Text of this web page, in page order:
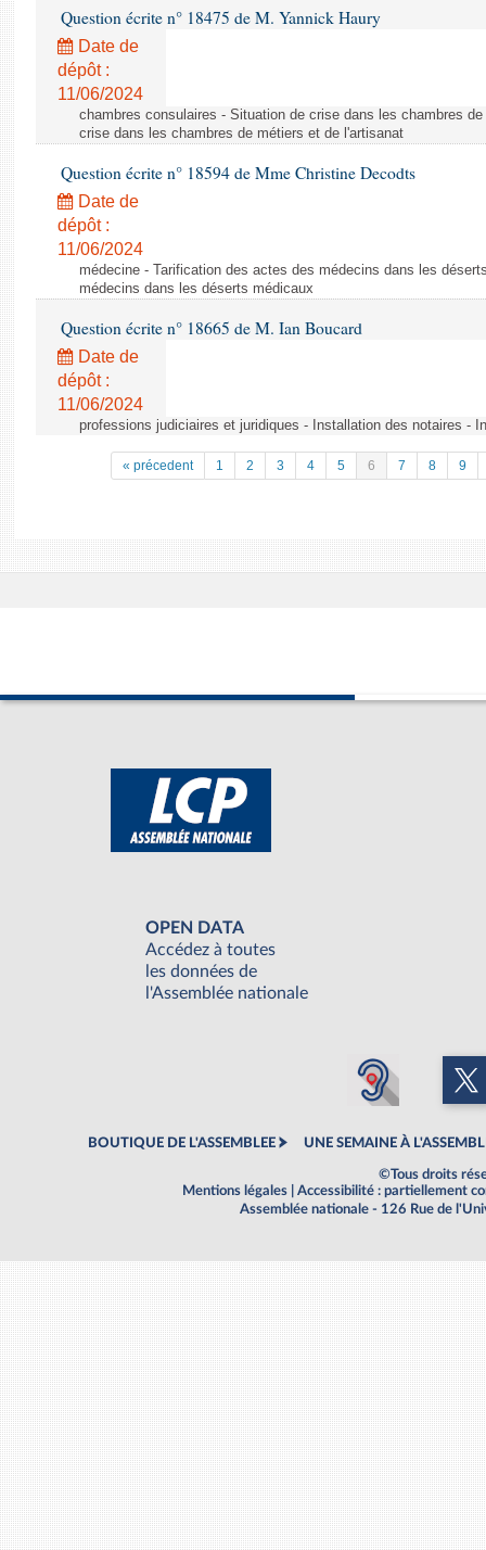
Question écrite n° 18475 de M. Yannick Haury
Date de
dépôt :
11/06/2024
chambres consulaires - Situation de crise dans les chambres
crise dans les chambres de métiers et de l'artisanat
Question écrite n° 18594 de Mme Christine Decodts
Date de
dépôt :
11/06/2024
médecine - Tarification des actes des médecins dans les
médecins dans les déserts médicaux
Question écrite n° 18665 de M. Ian Boucard
Date de
dépôt :
11/06/2024
professions judiciaires et juridiques - Installation des notaires -
« précedent 1 2 3 4 5 6 7 8 9
OPEN DATA
Accédez à toutes
les données de
l'Assemblée nationale
BOUTIQUE DE L'ASSEMBLEE UNE SEMAINE À
©Tous droits
Mentions légales
Accessibilité : partiellement
Assemblée nationale - 126 Rue de